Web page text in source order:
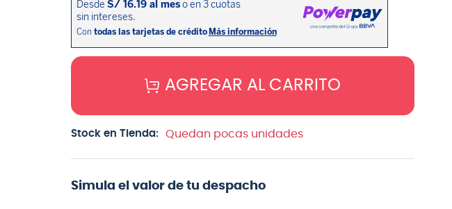
AGREGAR AL CARRITO
Stock en Tienda: Quedan pocas unidades
Simula el valor de tu despacho